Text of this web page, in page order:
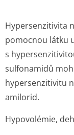
Hypersenzitivita
pomocnou látku
s
sulfonamidů
hypersenzitivitu
amilorid.
Hypovolémie,